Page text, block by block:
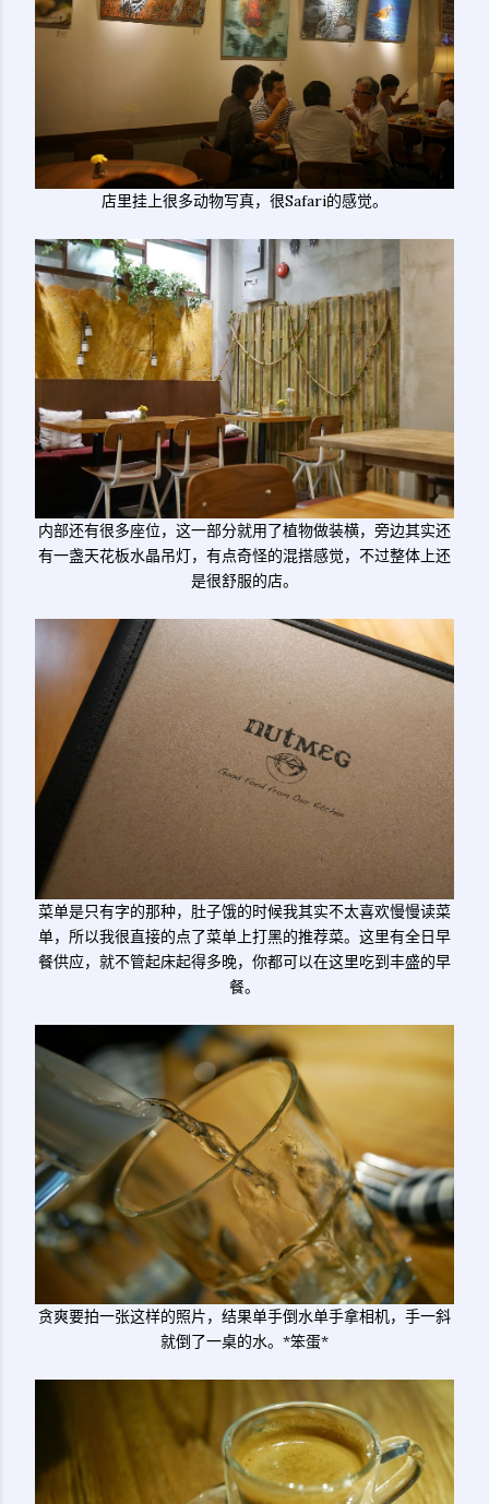
店里挂上很多动物写真，很Safari的感觉。
内部还有很多座位，这一部分就用了植物做装横，旁边其实还
有一盏天花板水晶吊灯，有点奇怪的混搭感觉，不过整体上还
是很舒服的店。
菜单是只有字的那种，肚子饿的时候我其实不太喜欢慢慢读菜
单，所以我很直接的点了菜单上打黑的推荐菜。这里有全日早
餐供应，就不管起床起得多晚，你都可以在这里吃到丰盛的早
餐。
贪爽要拍一张这样的照片，结果单手倒水单手拿相机，手一斜
就倒了一桌的水。*笨蛋*